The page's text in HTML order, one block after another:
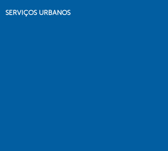
SERVIÇOS URBANOS